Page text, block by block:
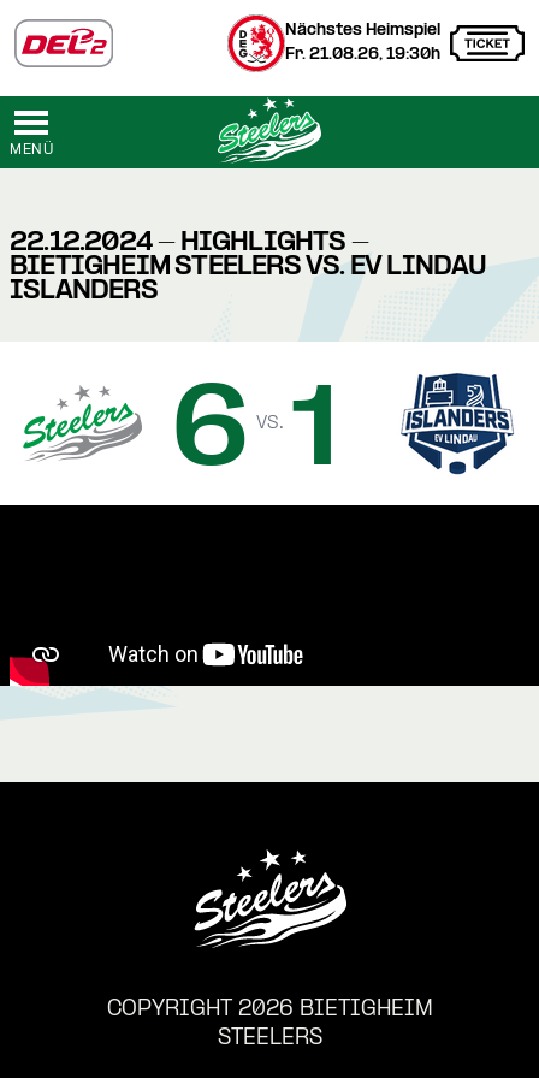
Nächstes Heimspiel
Fr. 21.08.26, 19:30h
MENÜ
22.12.2024 - HIGHLIGHTS -
BIETIGHEIM STEELERS VS. EV LINDAU
ISLANDERS
6 vs. 1
COPYRIGHT 2026 BIETIGHEIM
STEELERS